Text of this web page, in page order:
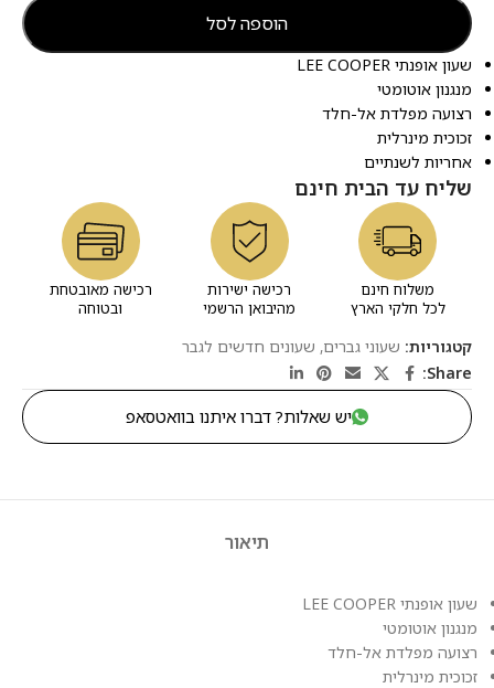
הוספה לסל
שעון אופנתי LEE COOPER
מנגנון אוטומטי
רצועה מפלדת אל-חלד
זכוכית מינרלית
אחריות לשנתיים
שליח עד הבית חינם
משלוח חינם
לכל חלקי הארץ
רכישה ישירות
מהיבואן הרשמי
רכישה מאובטחת
ובטוחה
קטגוריות: שעוני גברים, שעונים חדשים לגבר
Share:
יש שאלות? דברו איתנו בוואטסאפ
תיאור
שעון אופנתי LEE COOPER
מנגנון אוטומטי
רצועה מפלדת אל-חלד
זכוכית מינרלית